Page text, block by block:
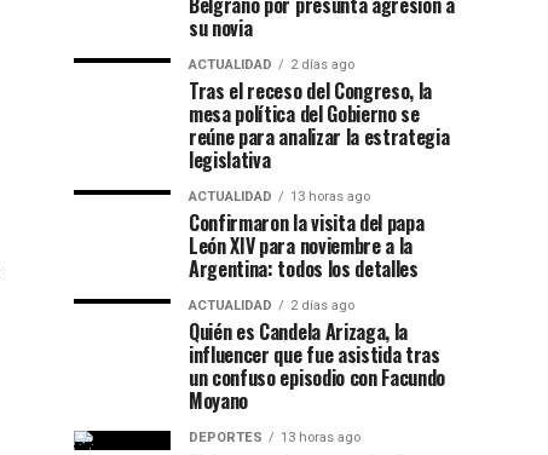
su novia
ACTUALIDAD 2 días ago
Tras el receso del Congreso, la
mesa política del Gobierno se
reúne para analizar la estrategia
legislativa
ACTUALIDAD 13 horas ago
Confirmaron la visita del papa
León XIV para noviembre a la
Argentina: todos los detalles
ACTUALIDAD 2 días ago
Quién es Candela Arizaga, la
influencer que fue asistida tras
un confuso episodio con Facundo
Moyano
DEPORTES 13 horas ago